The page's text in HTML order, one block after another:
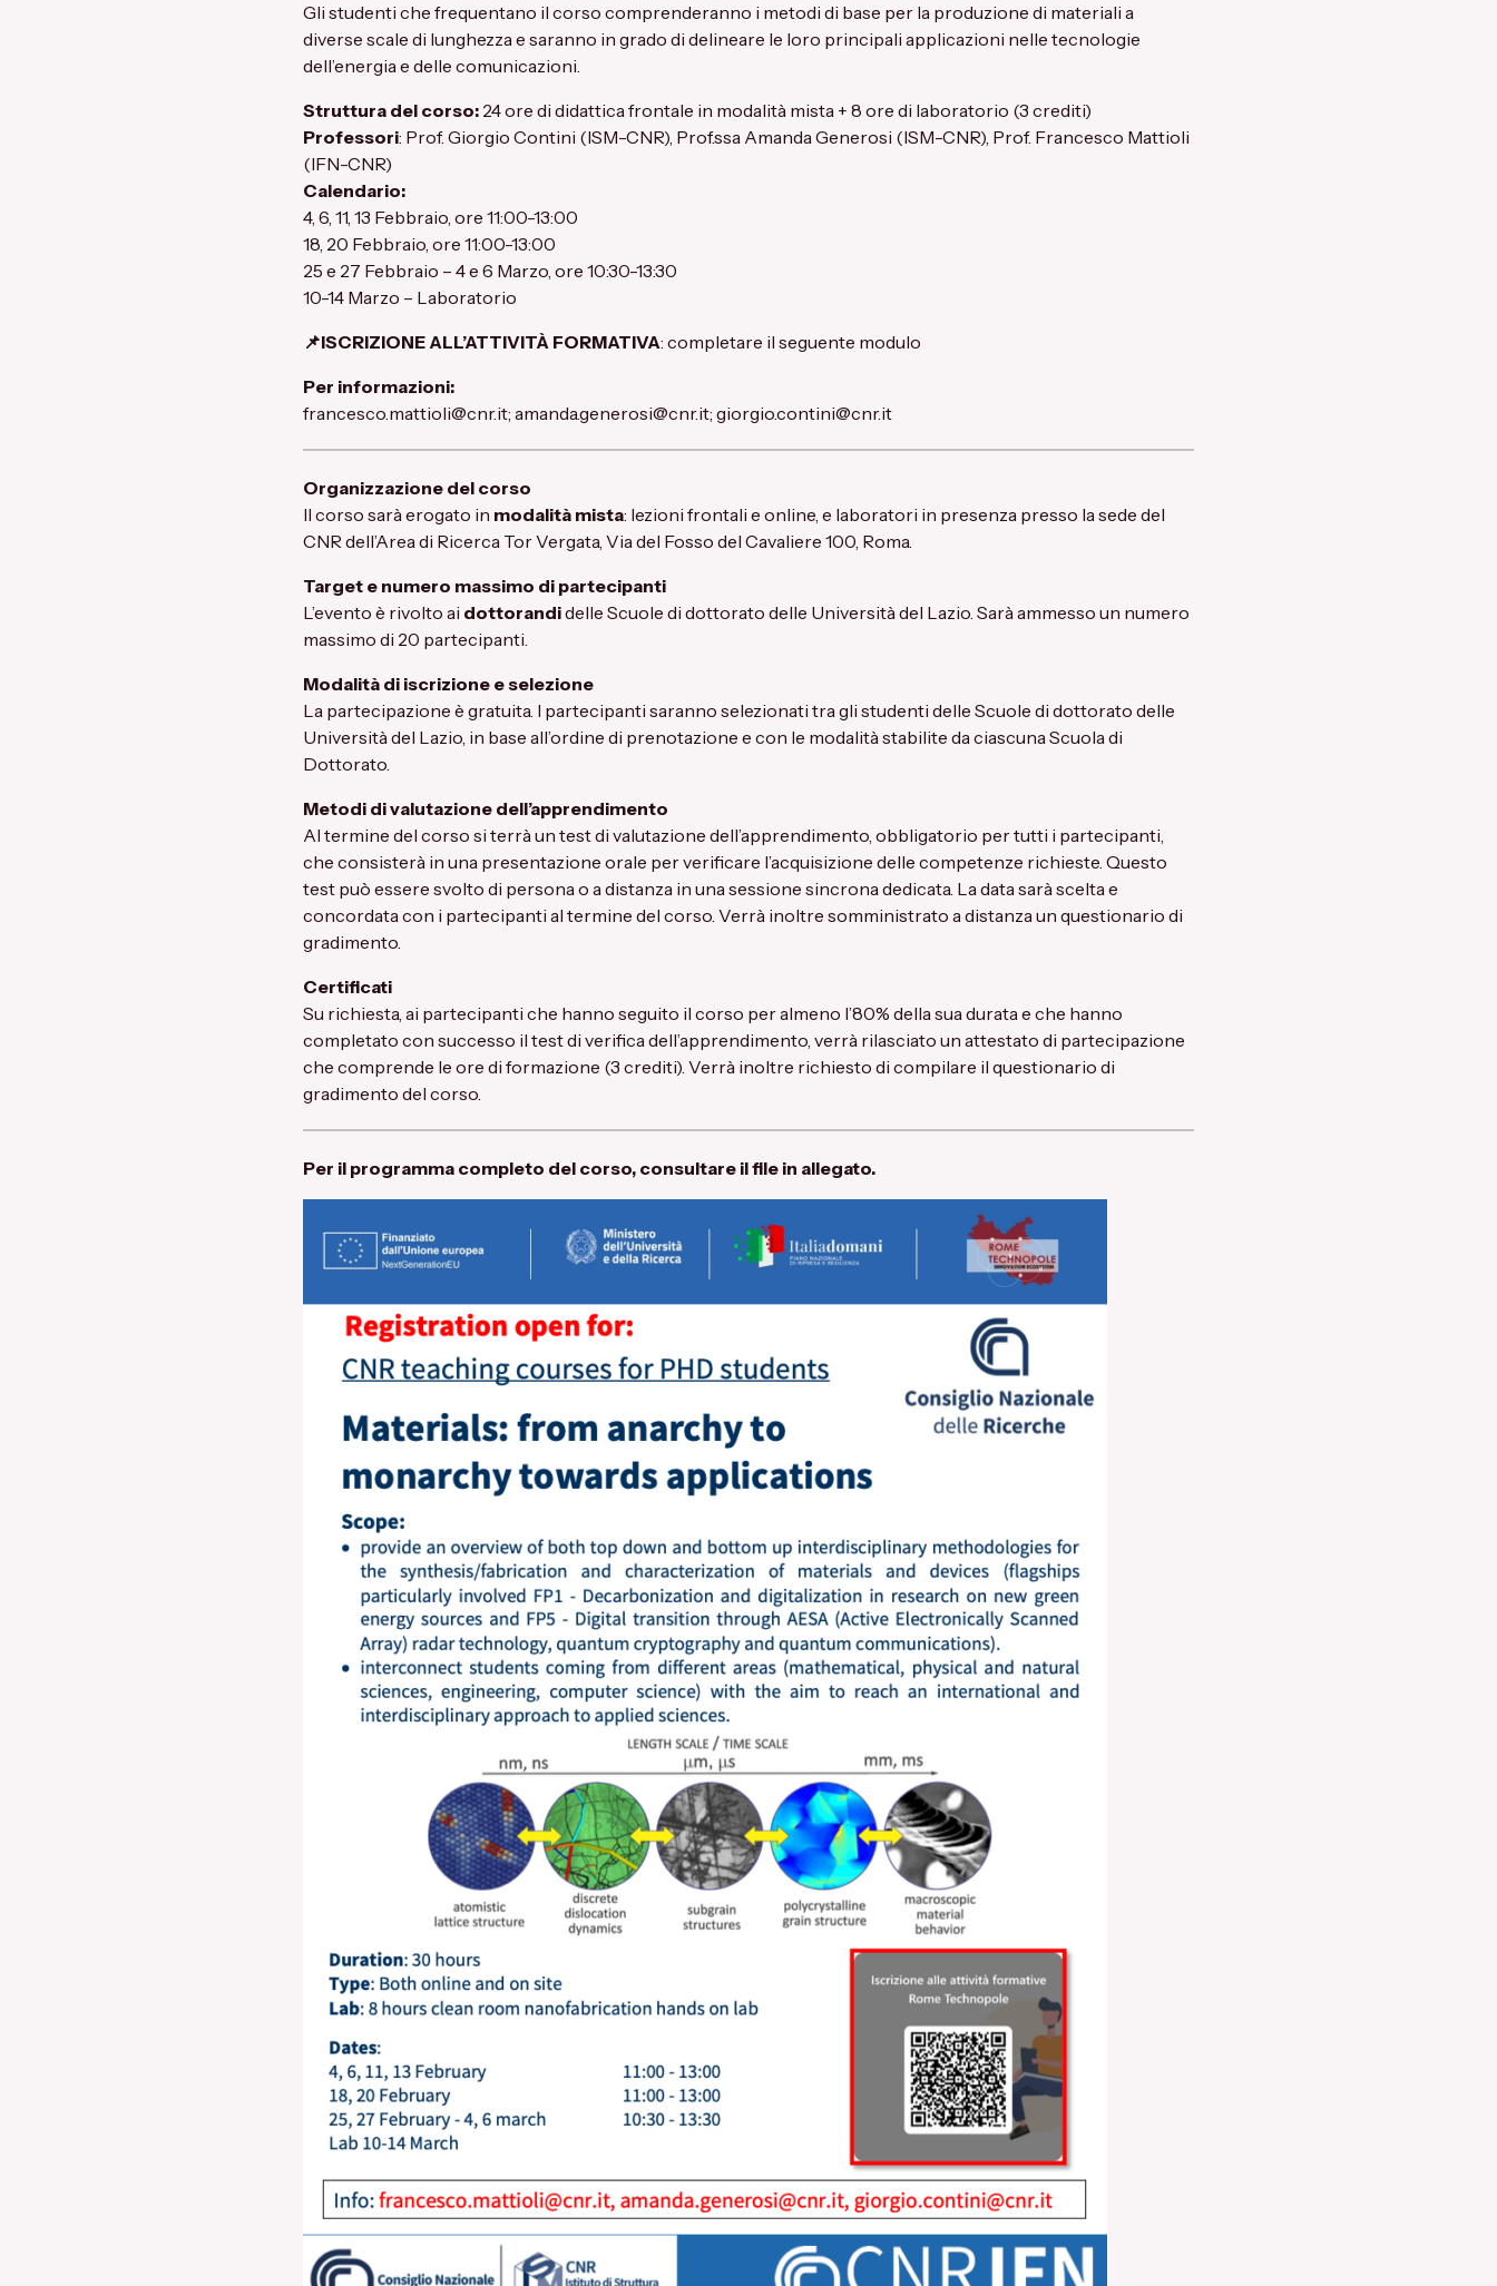
Gli studenti che frequentano il corso comprenderanno i metodi di base per la produzione di materiali a
diverse scale di lunghezza e saranno in grado di delineare le loro principali applicazioni nelle tecnologie
dell’energia e delle comunicazioni.
Struttura del corso: 24 ore di didattica frontale in modalità mista + 8 ore di laboratorio (3 crediti)
Professori: Prof. Giorgio Contini (ISM-CNR), Prof.ssa Amanda Generosi (ISM-CNR), Prof. Francesco Mattioli
(IFN-CNR)
Calendario:
4, 6, 11, 13 Febbraio, ore 11:00-13:00
18, 20 Febbraio, ore 11:00-13:00
25 e 27 Febbraio – 4 e 6 Marzo, ore 10:30-13:30
10-14 Marzo – Laboratorio
📌ISCRIZIONE ALL’ATTIVITÀ FORMATIVA: completare il seguente modulo
Per informazioni:
francesco.mattioli@cnr.it; amanda.generosi@cnr.it; giorgio.contini@cnr.it
Organizzazione del corso
Il corso sarà erogato in modalità mista: lezioni frontali e online, e laboratori in presenza presso la sede del
CNR dell’Area di Ricerca Tor Vergata, Via del Fosso del Cavaliere 100, Roma.
Target e numero massimo di partecipanti
L’evento è rivolto ai dottorandidelle Scuole di dottorato delle Università del Lazio. Sarà ammesso un numero
massimo di 20 partecipanti.
Modalità di iscrizione e selezione
La partecipazione è gratuita. I partecipanti saranno selezionati tra gli studenti delle Scuole di dottorato delle
Università del Lazio, in base all’ordine di prenotazione e con le modalità stabilite da ciascuna Scuola di
Dottorato.
Metodi di valutazione dell’apprendimento
Al termine del corso si terrà un test di valutazione dell’apprendimento, obbligatorio per tutti i partecipanti,
che consisterà in una presentazione orale per verificare l’acquisizione delle competenze richieste. Questo
test può essere svolto di persona o a distanza in una sessione sincrona dedicata. La data sarà scelta e
concordata con i partecipanti al termine del corso. Verrà inoltre somministrato a distanza un questionario di
gradimento.
Certificati
Su richiesta, ai partecipanti che hanno seguito il corso per almeno l’80% della sua durata e che hanno
completato con successo il test di verifica dell’apprendimento, verrà rilasciato un attestato di partecipazione
che comprende le ore di formazione (3 crediti). Verrà inoltre richiesto di compilare il questionario di
gradimento del corso.
Per il programma completo del corso, consultare il file in allegato.